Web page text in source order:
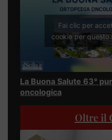
Fai clic per
cookie per questo
La Buona Salute 63°
oncologica
Oltre il